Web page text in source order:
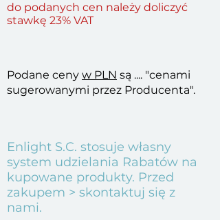
do podanych cen należy doliczyć
stawkę 23% VAT
Podane ceny w PLN są .... "cenami
sugerowanymi przez Producenta".
Enlight S.C. stosuje własny
system udzielania Rabatów na
kupowane produkty. Przed
zakupem > skontaktuj się z
nami.